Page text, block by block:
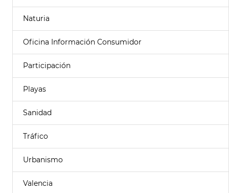
Naturia
Oficina Información Consumidor
Participación
Playas
Sanidad
Tráfico
Urbanismo
Valencia